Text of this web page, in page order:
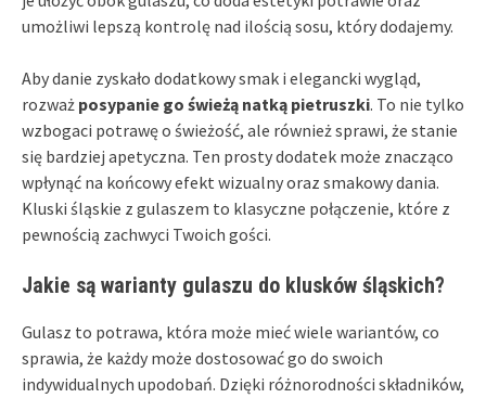
umożliwi lepszą kontrolę nad ilością sosu, który dodajemy.
Aby danie zyskało dodatkowy smak i elegancki wygląd,
rozważ posypanie go świeżą natką pietruszki. To nie tylko
wzbogaci potrawę o świeżość, ale również sprawi, że stanie
się bardziej apetyczna. Ten prosty dodatek może znacząco
wpłynąć na końcowy efekt wizualny oraz smakowy dania.
Kluski śląskie z gulaszem to klasyczne połączenie, które z
pewnością zachwyci Twoich gości.
Jakie są warianty gulaszu do klusków śląskich?
Gulasz to potrawa, która może mieć wiele wariantów, co
sprawia, że każdy może dostosować go do swoich
indywidualnych upodobań. Dzięki różnorodności składników,